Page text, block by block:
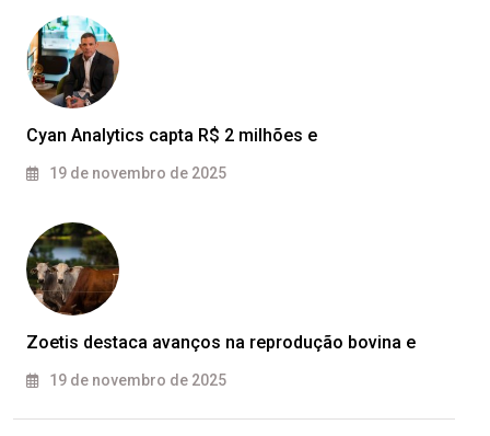
Cyan Analytics capta R$ 2 milhões e
19 de novembro de 2025
Zoetis destaca avanços na reprodução bovina e
19 de novembro de 2025